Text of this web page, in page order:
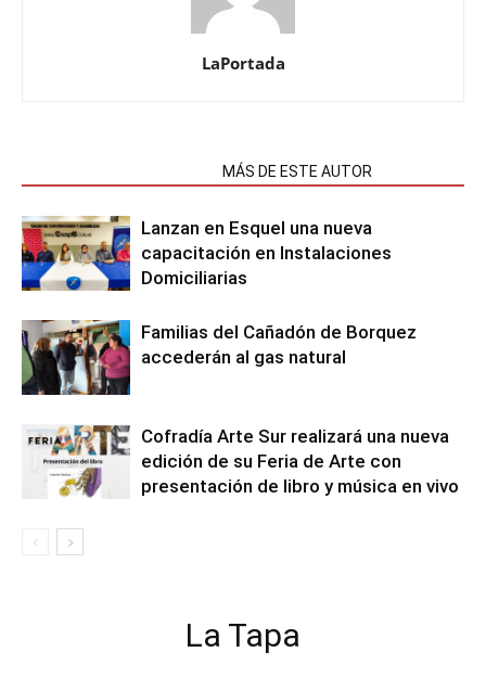
LaPortada
MÁS DE ESTE AUTOR
Lanzan en Esquel una nueva
capacitación en Instalaciones
Domiciliarias
Familias del Cañadón de Borquez
accederán al gas natural
Cofradía Arte Sur realizará una nueva
edición de su Feria de Arte con
presentación de libro y música en vivo
La Tapa